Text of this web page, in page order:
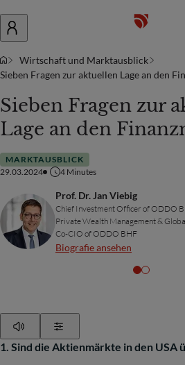
Wirtschaft und Marktausblick
Sieben Fragen zur aktuellen Lage an den
Sieben Fragen zur
Lage an den
MARKTAUSBLICK
29.03.2024
4 Minutes
Prof. Dr. Jan Viebig
Chief Investment Officer of ODDO
Private Wealth Management &
Co-CIO of ODDO BHF
Biografie ansehen
1. Sind die Aktienmärkte in den USA